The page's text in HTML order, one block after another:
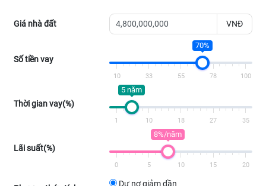
Giá nhà đất VNĐ
Số tiền vay
70%
10 33 55 78 100
Thời gian vay(%)
5 năm
1 10 18 27 35
Lãi suất(%)
8%/năm
0 5 10 15 20
Dư nợ giảm dần